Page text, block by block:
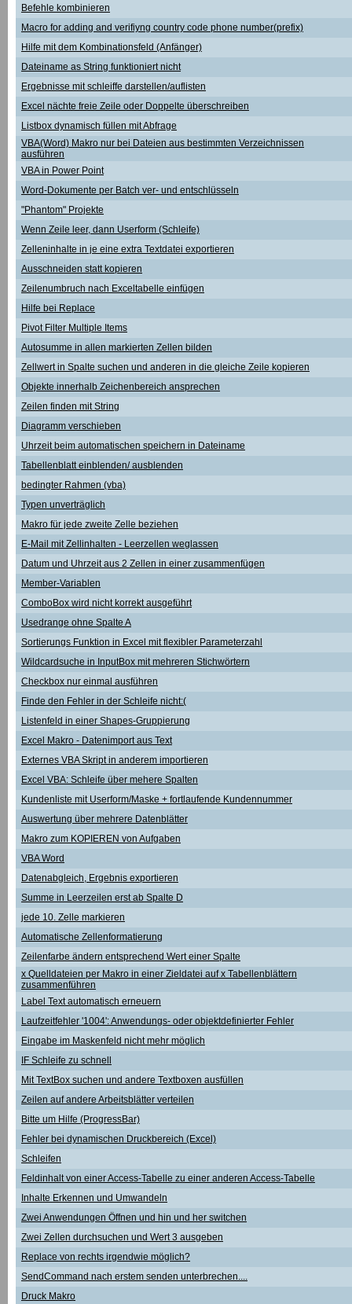
Befehle kombinieren
Macro for adding and verifiyng country code phone number(prefix)
Hilfe mit dem Kombinationsfeld (Anfänger)
Dateiname as String funktioniert nicht
Ergebnisse mit schleiffe darstellen/auflisten
Excel nächte freie Zeile oder Doppelte überschreiben
Listbox dynamisch füllen mit Abfrage
VBA(Word) Makro nur bei Dateien aus bestimmten Verzeichnissen
ausführen
VBA in Power Point
Word-Dokumente per Batch ver- und entschlüsseln
"Phantom" Projekte
Wenn Zeile leer, dann Userform (Schleife)
Zelleninhalte in je eine extra Textdatei exportieren
Ausschneiden statt kopieren
Zeilenumbruch nach Exceltabelle einfügen
Hilfe bei Replace
Pivot Filter Multiple Items
Autosumme in allen markierten Zellen bilden
Zellwert in Spalte suchen und anderen in die gleiche Zeile kopieren
Objekte innerhalb Zeichenbereich ansprechen
Zeilen finden mit String
Diagramm verschieben
Uhrzeit beim automatischen speichern in Dateiname
Tabellenblatt einblenden/ ausblenden
bedingter Rahmen (vba)
Typen unverträglich
Makro für jede zweite Zelle beziehen
E-Mail mit Zellinhalten - Leerzellen weglassen
Datum und Uhrzeit aus 2 Zellen in einer zusammenfügen
Member-Variablen
ComboBox wird nicht korrekt ausgeführt
Usedrange ohne Spalte A
Sortierungs Funktion in Excel mit flexibler Parameterzahl
Wildcardsuche in InputBox mit mehreren Stichwörtern
Checkbox nur einmal ausführen
Finde den Fehler in der Schleife nicht:(
Listenfeld in einer Shapes-Gruppierung
Excel Makro - Datenimport aus Text
Externes VBA Skript in anderem importieren
Excel VBA: Schleife über mehere Spalten
Kundenliste mit Userform/Maske + fortlaufende Kundennummer
Auswertung über mehrere Datenblätter
Makro zum KOPIEREN von Aufgaben
VBA Word
Datenabgleich, Ergebnis exportieren
Summe in Leerzeilen erst ab Spalte D
jede 10. Zelle markieren
Automatische Zellenformatierung
Zeilenfarbe ändern entsprechend Wert einer Spalte
x Quelldateien per Makro in einer Zieldatei auf x Tabellenblättern
zusammenführen
Label Text automatisch erneuern
Laufzeitfehler '1004': Anwendungs- oder objektdefinierter Fehler
Eingabe im Maskenfeld nicht mehr möglich
IF Schleife zu schnell
Mit TextBox suchen und andere Textboxen ausfüllen
Zeilen auf andere Arbeitsblätter verteilen
Bitte um Hilfe (ProgressBar)
Fehler bei dynamischen Druckbereich (Excel)
Schleifen
Feldinhalt von einer Access-Tabelle zu einer anderen Access-Tabelle
Inhalte Erkennen und Umwandeln
Zwei Anwendungen Öffnen und hin und her switchen
Zwei Zellen durchsuchen und Wert 3 ausgeben
Replace von rechts irgendwie möglich?
SendCommand nach erstem senden unterbrechen....
Druck Makro